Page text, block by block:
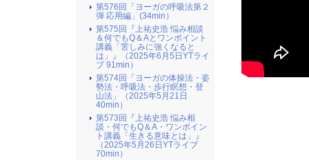
第576回「ヨーガの呼吸法第２
弾 応用編」(34min）
第575回『上祐史浩 悩み相談
＆何でもQ＆Aとワンポイント
講義「苦しみに強くなると
は」』（2025年6月5日YTライ
ブ 91min）
第574回「ヨーガの体操法・姿
勢法・呼吸法・歩行瞑想・登
山法」（2025年5月21日
40min）
第573回『上祐史浩 悩み相
談・何でもQ＆A・ワンポイン
ト講義「生きる意味とは」』
（2025年5月26日YTライブ
70min）